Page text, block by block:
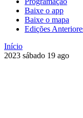
Baixe o app
Baixe o mapa
Edições
Início
2023 sábado 19 ago